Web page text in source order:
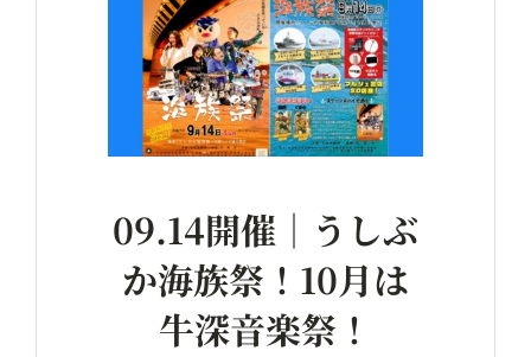
09.14開催｜うしぶ
か海族祭！10月は
牛深音楽祭！